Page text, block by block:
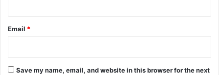
Email *
Save my name, email, and website in this browser for the next